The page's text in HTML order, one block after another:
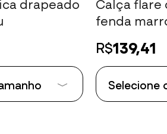
fenda
R$139,41
Selecione